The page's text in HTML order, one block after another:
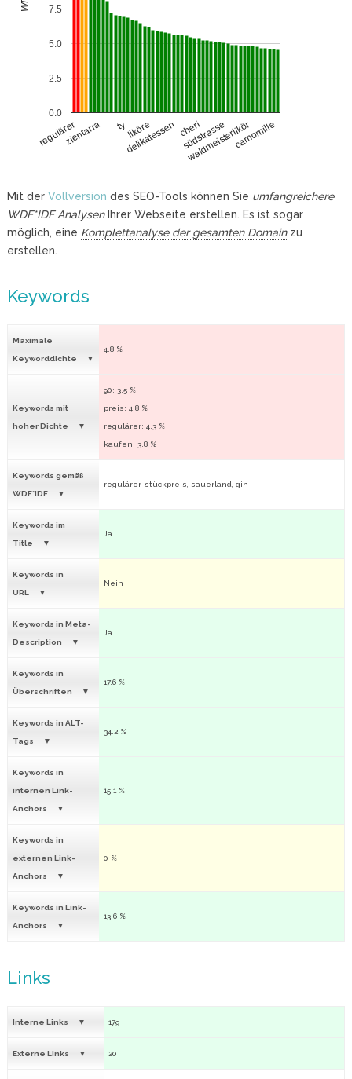
regulärerzientarra tyliköre
delikatessen cheri
südstrasse
waldmeisterlikörcamomille
0.0
2.5
5.0
7.5
Mit der Vollversion des SEO-Tools können Sie umfangreichere
WDF*IDF AnalysenIhrer Webseite erstellen. Es ist sogar
möglich, eine Komplettanalyse der gesamten Domainzu
erstellen.
Keywords
Maximale
Keyworddichte
4.8 %
Keywords mit
hoher Dichte
90: 3.5 %
preis: 4.8 %
regulärer: 4.3 %
kaufen: 3.8 %
Keywords gemäß
WDF*IDF
regulärer, stückpreis, sauerland, gin
Keywords im
Title
Ja
Keywords in
URL
Nein
Keywords in Meta-
Description
Ja
Keywords in
Überschriften
17.6 %
Keywords in ALT-
Tags
34.2 %
Keywords in
internen Link-
Anchors
15.1 %
Keywords in
externen Link-
Anchors
0 %
Keywords in Link-
Anchors
13.6 %
Links
Interne Links 179
Externe Links 20